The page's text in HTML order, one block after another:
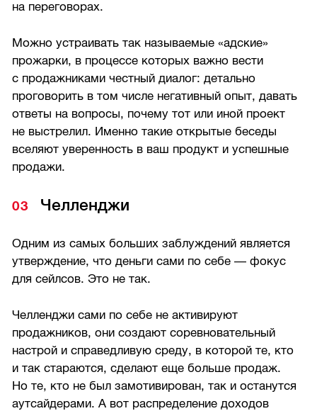
на переговорах.
Можно устраивать так называемые «адские»
прожарки, в процессе которых важно вести
с продажниками честный диалог: детально
проговорить в том числе негативный опыт, давать
ответы на вопросы, почему тот или иной проект
не выстрелил. Именно такие открытые беседы
вселяют уверенность в ваш продукт и успешные
продажи.
Челленджи
Одним из самых больших заблуждений является
утверждение, что деньги сами по себе — фокус
для сейлсов. Это не так.
Челленджи сами по себе не активируют
продажников, они создают соревновательный
настрой и справедливую среду, в которой те, кто
и так стараются, сделают еще больше продаж.
Но те, кто не был замотивирован, так и останутся
аутсайдерами. А вот распределение доходов